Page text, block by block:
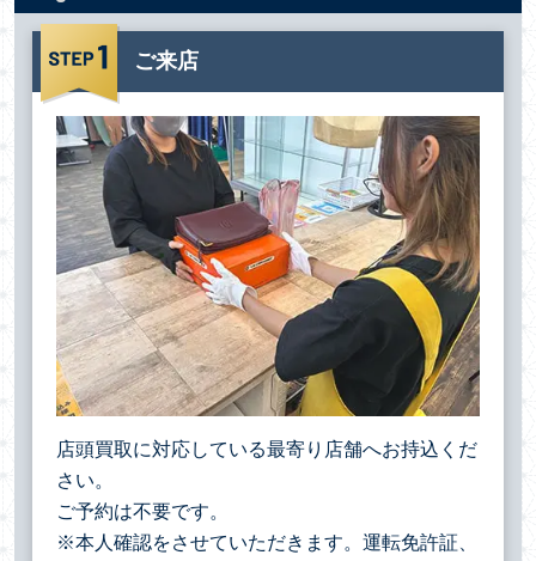
ご来店
店頭買取に対応している最寄り店舗へお持込くだ
さい。
ご予約は不要です。
※本人確認をさせていただきます。運転免許証、